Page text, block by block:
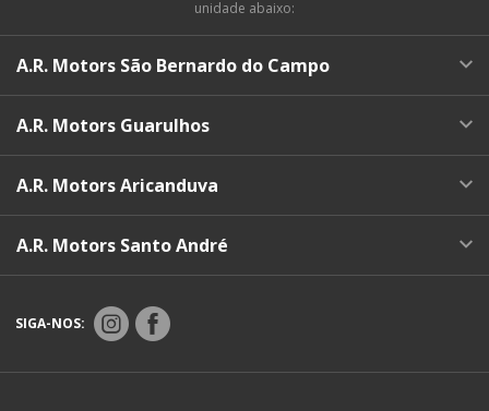
unidade abaixo:
A.R. Motors São Bernardo do Campo
A.R. Motors Guarulhos
A.R. Motors Aricanduva
A.R. Motors Santo André
SIGA-NOS: